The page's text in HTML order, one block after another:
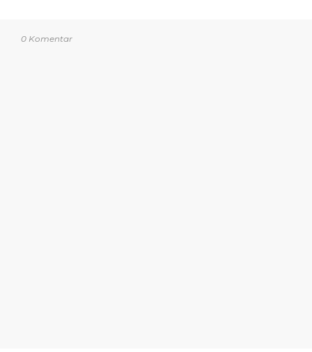
0 Komentar